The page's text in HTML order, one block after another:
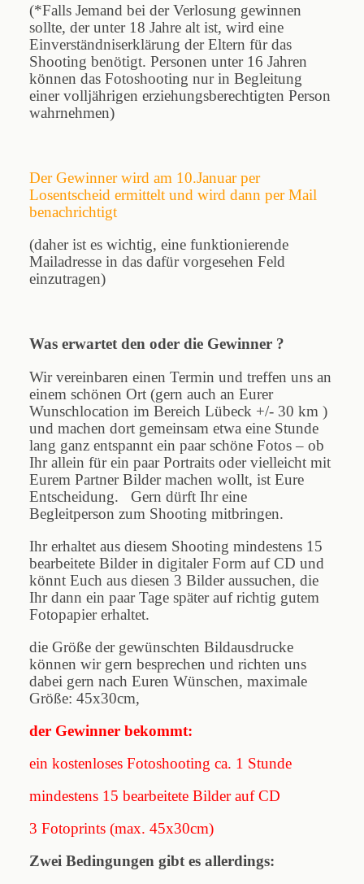
(*Falls Jemand bei der Verlosung gewinnen
sollte, der unter 18 Jahre alt ist, wird eine
Einverständniserklärung der Eltern für das
Shooting benötigt. Personen unter 16 Jahren
können das Fotoshooting nur in Begleitung
einer volljährigen erziehungsberechtigten Person
wahrnehmen)
Der Gewinner wird am 10.Januar per
Losentscheid ermittelt und wird dann per Mail
benachrichtigt
(daher ist es wichtig, eine funktionierende
Mailadresse in das dafür vorgesehen Feld
einzutragen)
Was erwartet den oder die Gewinner ?
Wir vereinbaren einen Termin und treffen uns an
einem schönen Ort (gern auch an Eurer
Wunschlocation im Bereich Lübeck +/- 30 km )
und machen dort gemeinsam etwa eine Stunde
lang ganz entspannt ein paar schöne Fotos – ob
Ihr allein für ein paar Portraits oder vielleicht mit
Eurem Partner Bilder machen wollt, ist Eure
Entscheidung. Gern dürft Ihr eine
Begleitperson zum Shooting mitbringen.
Ihr erhaltet aus diesem Shooting mindestens 15
bearbeitete Bilder in digitaler Form auf CD und
könnt Euch aus diesen 3 Bilder aussuchen, die
Ihr dann ein paar Tage später auf richtig gutem
Fotopapier erhaltet.
die Größe der gewünschten Bildausdrucke
können wir gern besprechen und richten uns
dabei gern nach Euren Wünschen, maximale
Größe: 45x30cm,
der Gewinner bekommt:
ein kostenloses Fotoshooting ca. 1 Stunde
mindestens 15 bearbeitete Bilder auf CD
3 Fotoprints (max. 45x30cm)
Zwei Bedingungen gibt es allerdings: